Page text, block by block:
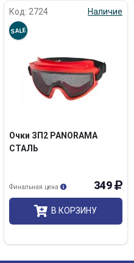
Код: 2724 Наличие
SALE
Очки ЗП2 PANORAMA
СТАЛЬ
349
Финальная цена
В КОРЗИНУ